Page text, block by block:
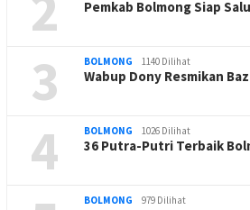
Pemkab Bolmong Siap
3 BOLMONG 1140 Dilihat
Wabup Dony Resmikan
4 BOLMONG 1026 Dilihat
36 Putra-Putri Terbaik
BOLMONG 979 Dilihat